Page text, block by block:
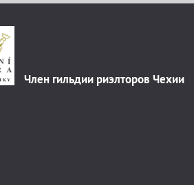
Член гильдии риэлторов Чехии